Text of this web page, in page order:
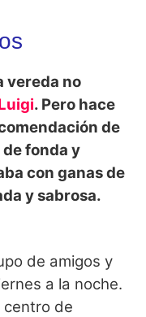
vereda no
. Pero hace
de
de fonda y
con ganas de
y sabrosa.
de amigos y
a la noche.
centro de